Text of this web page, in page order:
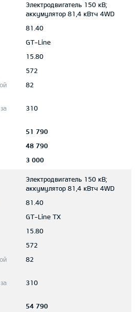
Электродвигатель 150 кВ;
aккумулятор 81,4 кВтч 4WD
81.40
GT-Line
15.80
572
82
310
51 790
48 790
3 000
Электродвигатель 150 кВ;
aккумулятор 81,4 кВтч 4WD
81.40
GT-Line TX
15.80
572
82
310
54 790